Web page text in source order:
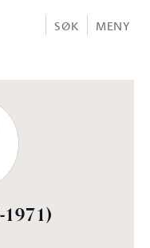
SØK MENY
1971)